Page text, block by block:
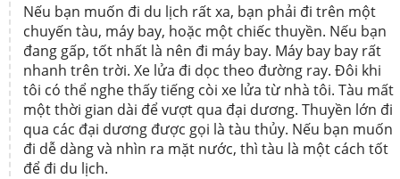
Nếu bạn muốn đi du lịch rất xa, bạn phải đi trên một
chuyến tàu, máy bay, hoặc một chiếc thuyền. Nếu bạn
đang gấp, tốt nhất là nên đi máy bay. Máy bay bay rất
nhanh trên trời. Xe lửa đi dọc theo đường ray. Đôi khi
tôi có thể nghe thấy tiếng còi xe lửa từ nhà tôi. Tàu mất
một thời gian dài để vượt qua đại dương. Thuyền lớn đi
qua các đại dương được gọi là tàu thủy. Nếu bạn muốn
đi dễ dàng và nhìn ra mặt nước, thì tàu là một cách tốt
để đi du lịch.